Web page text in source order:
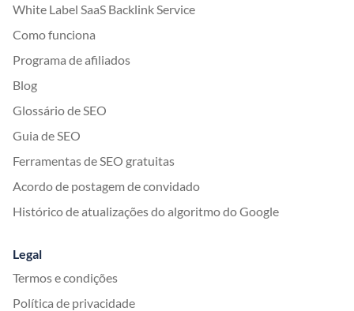
White Label SaaS Backlink Service
Como funciona
Programa de afiliados
Blog
Glossário de SEO
Guia de SEO
Ferramentas de SEO gratuitas
Acordo de postagem de convidado
Histórico de atualizações do algoritmo do Google
Legal
Termos e condições
Política de privacidade